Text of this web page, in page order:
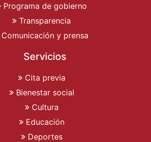
Programa de gobierno
Transparencia
Comunicación y prensa
Servicios
Cita previa
Bienestar social
Cultura
Educación
Deportes